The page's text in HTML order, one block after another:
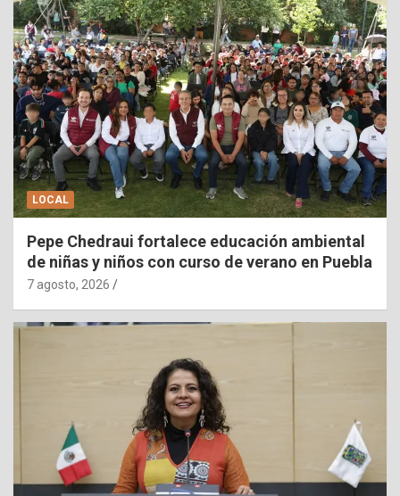
LOCAL
Pepe Chedraui fortalece educación ambiental
de niñas y niños con curso de verano en Puebla
7 agosto, 2026